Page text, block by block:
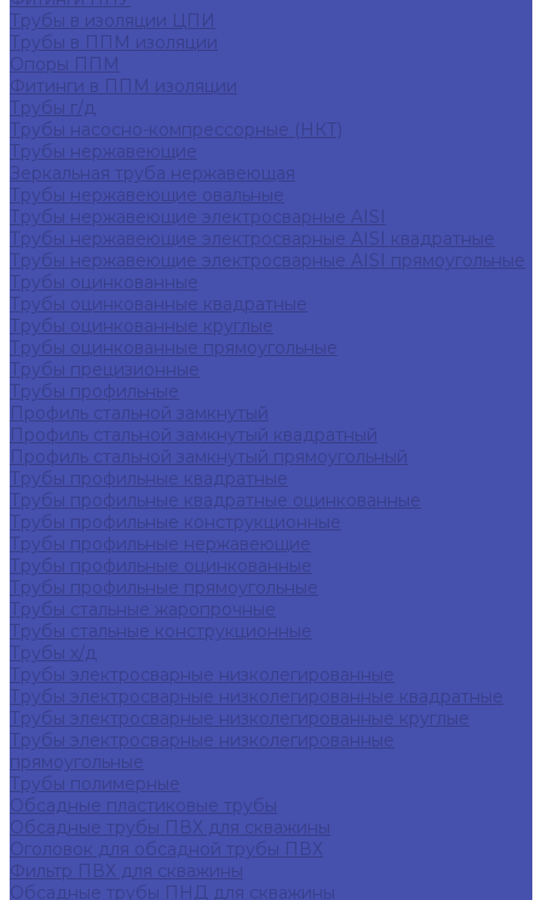
Трубы в изоляции ЦПИ
Трубы в ППМ изоляции
Опоры ППМ
Фитинги в ППМ изоляции
Трубы г/д
Трубы насосно-компрессорные (НКТ)
Трубы нержавеющие
Зеркальная труба нержавеющая
Трубы нержавеющие овальные
Трубы нержавеющие электросварные AISI
Трубы нержавеющие электросварные AISI квадратные
Трубы нержавеющие электросварные AISI прямоугольные
Трубы оцинкованные
Трубы оцинкованные квадратные
Трубы оцинкованные круглые
Трубы оцинкованные прямоугольные
Трубы прецизионные
Трубы профильные
Профиль стальной замкнутый
Профиль стальной замкнутый квадратный
Профиль стальной замкнутый прямоугольный
Трубы профильные квадратные
Трубы профильные квадратные оцинкованные
Трубы профильные конструкционные
Трубы профильные нержавеющие
Трубы профильные оцинкованные
Трубы профильные прямоугольные
Трубы стальные жаропрочные
Трубы стальные конструкционные
Трубы х/д
Трубы электросварные низколегированные
Трубы электросварные низколегированные квадратные
Трубы электросварные низколегированные круглые
Трубы электросварные низколегированные
прямоугольные
Трубы полимерные
Обсадные пластиковые трубы
Обсадные трубы ПВХ для скважины
Оголовок для обсадной трубы ПВХ
Фильтр ПВХ для скважины
Обсадные трубы ПНД для скважины